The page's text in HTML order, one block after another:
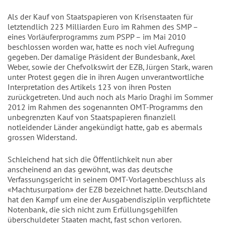
Als der Kauf von Staatspapieren von Krisenstaaten für
letztendlich 223 Milliarden Euro im Rahmen des SMP –
eines Vorläuferprogramms zum PSPP – im Mai 2010
beschlossen worden war, hatte es noch viel Aufregung
gegeben. Der damalige Präsident der Bundesbank, Axel
Weber, sowie der Chefvolkswirt der EZB, Jürgen Stark, waren
unter Protest gegen die in ihren Augen unverantwortliche
Interpretation des Artikels 123 von ihren Posten
zurückgetreten. Und auch noch als Mario Draghi im Sommer
2012 im Rahmen des sogenannten OMT-Programms den
unbegrenzten Kauf von Staatspapieren finanziell
notleidender Länder angekündigt hatte, gab es abermals
grossen Widerstand.
Schleichend hat sich die Öffentlichkeit nun aber
anscheinend an das gewöhnt, was das deutsche
Verfassungsgericht in seinem OMT-Vorlagenbeschluss als
«Machtusurpation» der EZB bezeichnet hatte. Deutschland
hat den Kampf um eine der Ausgabendisziplin verpflichtete
Notenbank, die sich nicht zum Erfüllungsgehilfen
überschuldeter Staaten macht, fast schon verloren.